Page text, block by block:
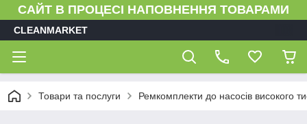
САЙТ В ПРОЦЕСІ НАПОВНЕННЯ ТОВАРАМИ
CLEANMARKET
Товари та послуги Ремкомплекти до насосів високого